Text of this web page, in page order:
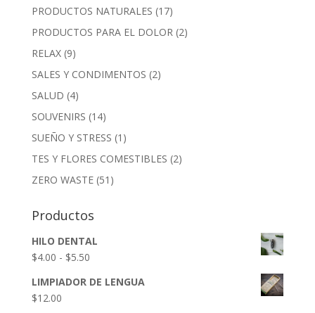
PRODUCTOS NATURALES (17)
PRODUCTOS PARA EL DOLOR (2)
RELAX (9)
SALES Y CONDIMENTOS (2)
SALUD (4)
SOUVENIRS (14)
SUEÑO Y STRESS (1)
TES Y FLORES COMESTIBLES (2)
ZERO WASTE (51)
Productos
HILO DENTAL
$4.00 - $5.50Rango
precios:
LIMPIADOR DE LENGUA
$12.00